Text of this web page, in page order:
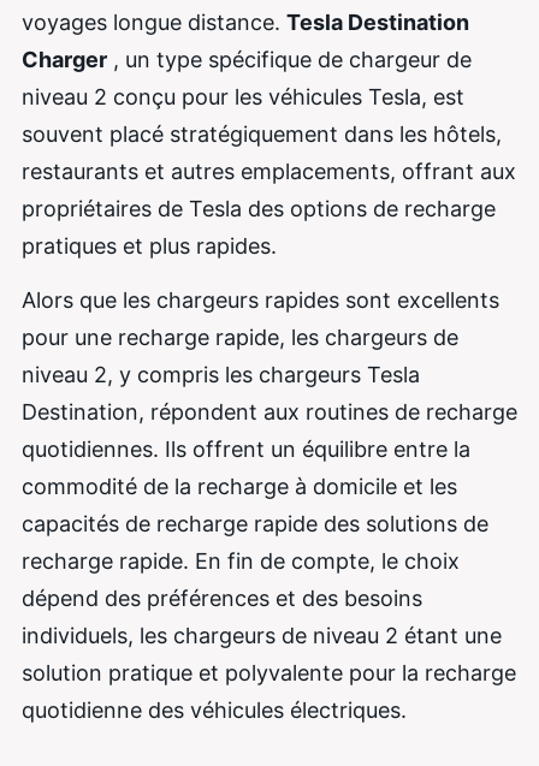
voyages longue distance. Tesla Destination
Charger , un type spécifique de chargeur de
niveau 2 conçu pour les véhicules Tesla, est
souvent placé stratégiquement dans les hôtels,
restaurants et autres emplacements, offrant aux
propriétaires de Tesla des options de recharge
pratiques et plus rapides.
Alors que les chargeurs rapides sont excellents
pour une recharge rapide, les chargeurs de
niveau 2, y compris les chargeurs Tesla
Destination, répondent aux routines de recharge
quotidiennes. Ils offrent un équilibre entre la
commodité de la recharge à domicile et les
capacités de recharge rapide des solutions de
recharge rapide. En fin de compte, le choix
dépend des préférences et des besoins
individuels, les chargeurs de niveau 2 étant une
solution pratique et polyvalente pour la recharge
quotidienne des véhicules électriques.